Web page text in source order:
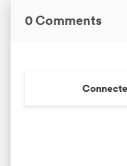
0 Comments